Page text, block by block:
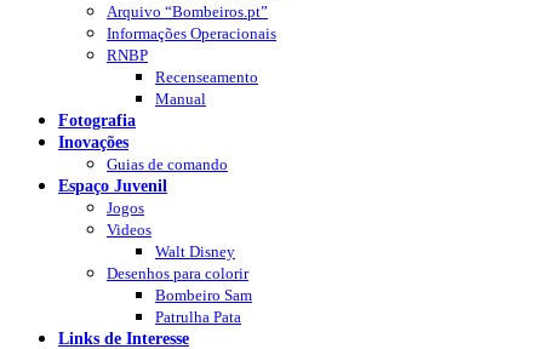
Arquivo “Bombeiros.pt”
Informações Operacionais
RNBP
Recenseamento
Manual
Fotografia
Inovações
Guias de comando
Espaço Juvenil
Jogos
Videos
Walt Disney
Desenhos para colorir
Bombeiro Sam
Patrulha Pata
Links de Interesse